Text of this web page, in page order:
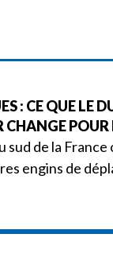
: CE QUE LE
POUR
sud de la
engins de